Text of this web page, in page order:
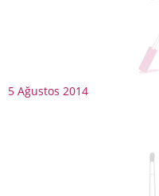
5 Ağustos 2014